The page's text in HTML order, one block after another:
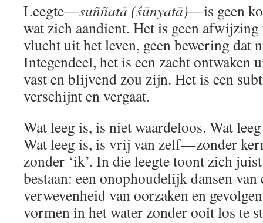
Leegte—suññatā (śūnyatā)—is geen
wat zich aandient. Het is geen afwijzing
vlucht uit het leven, geen bewering dat
Integendeel, het is een zacht ontwaken
vast en blijvend zou zijn. Het is een
verschijnt en vergaat.
Wat leeg is, is niet waardeloos. Wat
Wat leeg is, is vrij van zelf—zonder
zonder ‘ik’. In die leegte toont zich
bestaan: een onophoudelijk dansen van
verwevenheid van oorzaken en
vormen in het water zonder ooit los te